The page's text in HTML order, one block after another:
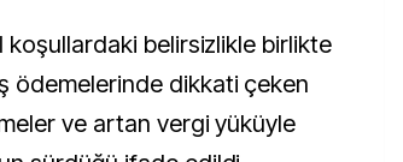
koşullardaki belirsizlikle birlikte
ödemelerinde dikkati çeken
ve artan vergi yüküyle